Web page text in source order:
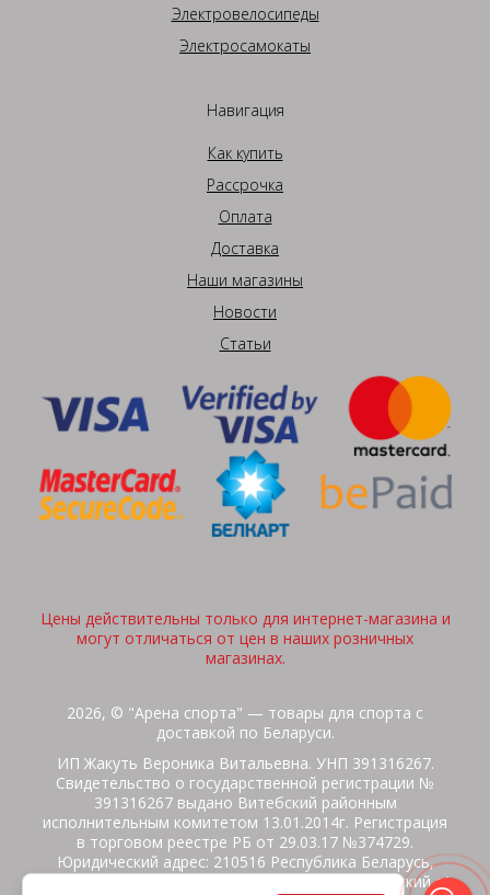
Электровелосипеды
Электросамокаты
Навигация
Как купить
Рассрочка
Оплата
Доставка
Наши магазины
Новости
Статьи
Цены действительны только для интернет-магазина и
могут отличаться от цен в наших розничных
магазинах.
2026, © "Арена спорта" — товары для спорта с
доставкой по Беларуси.
ИП Жакуть Вероника Витальевна. УНП 391316267.
Свидетельство о государственной регистрации №
391316267 выдано Витебский районным
исполнительным комитетом 13.01.2014г. Регистрация
в торговом реестре РБ от 29.03.17 №374729.
Юридический адрес: 210516 Республика Беларусь,
Витебская область, Витебский район, Бабиничский с/